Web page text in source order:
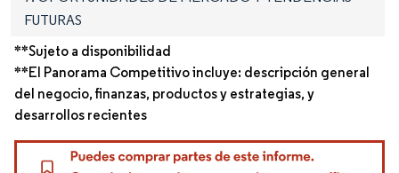
FUTURAS
**Sujeto a disponibilidad
**El Panorama Competitivo incluye: descripción general
del negocio, finanzas, productos y estrategias, y
desarrollos recientes